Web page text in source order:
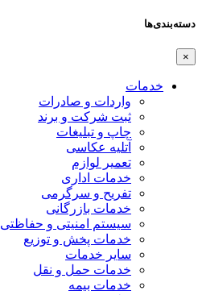
دسته‌بندی‌ها
×
خدمات
واردات و صادرات
ثبت شرکت و برند
چاپ و تبلیغات
آتلیه عکاسی
تعمیر لوازم
خدمات اداری
تفریح و سرگرمی
خدمات بازرگانی
سیستم امنیتی و حفاظتی
خدمات پخش و توزیع
سایر خدمات
خدمات حمل و نقل
خدمات بیمه